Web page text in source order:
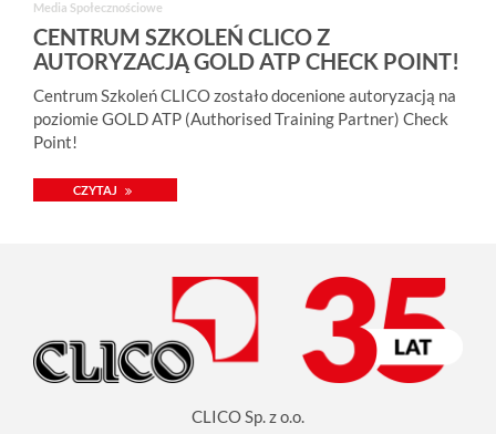
Media Społecznościowe
CENTRUM SZKOLEŃ CLICO Z
AUTORYZACJĄ GOLD ATP CHECK POINT!
Centrum Szkoleń CLICO zostało docenione autoryzacją na
poziomie GOLD ATP (Authorised Training Partner) Check
Point!
CZYTAJ
CLICO Sp. z o.o.